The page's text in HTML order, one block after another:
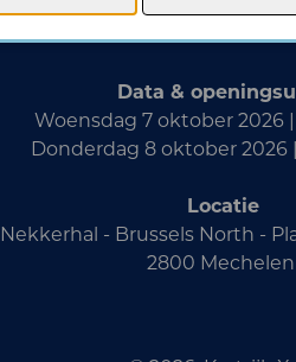
Data &
Woensdag 7 oktober 2026 |
Donderdag 8 oktober 2026 |
Locatie
Nekkerhal - Brussels North -
2800 Mechelen